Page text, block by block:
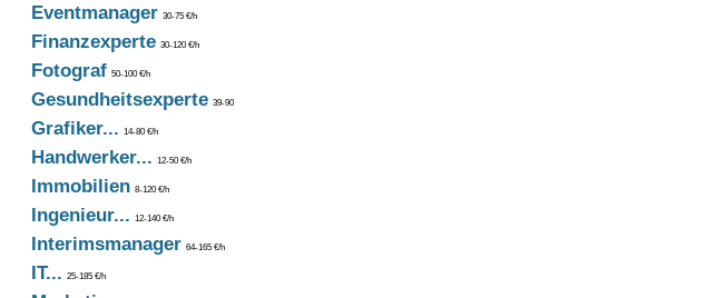
Eventmanager 30-75 €/h
Finanzexperte30-120 €/h
Fotograf 50-100 €/h
Gesundheitsexperte39-90
Grafiker... 14-80 €/h
Handwerker... 12-50 €/h
Immobilien8-120 €/h
Ingenieur... 12-140 €/h
Interimsmanager 64-165 €/h
IT... 25-185 €/h